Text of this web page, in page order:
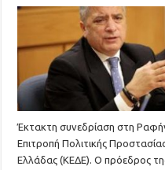
Έκτακτη συνεδρίαση στη
Επιτροπή Πολιτικής
Ελλάδας (ΚΕΔΕ). Ο πρόεδρος